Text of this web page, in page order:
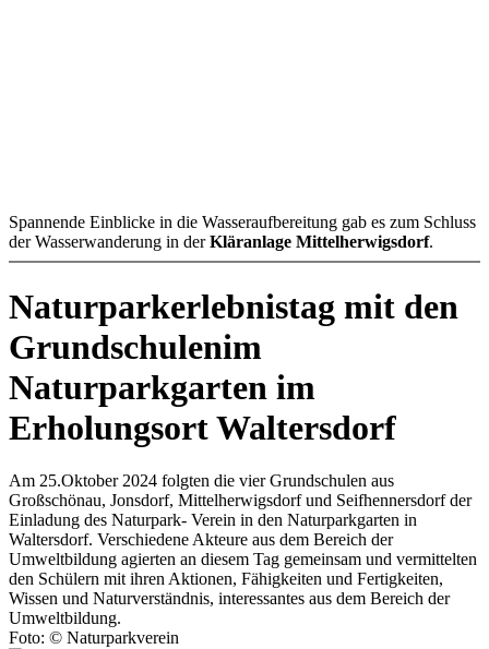
Spannende Einblicke in die Wasseraufbereitung gab es zum Schluss
der Wasserwanderung in derKläranlage Mittelherwigsdorf.
Naturparkerlebnistag mit den
Grundschulenim
Naturparkgarten im
Erholungsort Waltersdorf
Am 25.Oktober 2024 folgten die vier Grundschulen aus
Großschönau, Jonsdorf, Mittelherwigsdorf und Seifhennersdorf der
Einladung des Naturpark- Verein in den Naturparkgarten in
Waltersdorf. Verschiedene Akteure aus dem Bereich der
Umweltbildung agierten an diesem Tag gemeinsam und vermittelten
den Schülern mit ihren Aktionen, Fähigkeiten und Fertigkeiten,
Wissen und Naturverständnis, interessantes aus dem Bereich der
Umweltbildung.
Foto: © Naturparkverein